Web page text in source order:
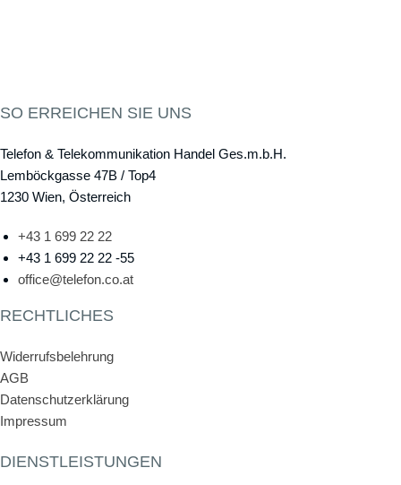
SO ERREICHEN SIE UNS
Telefon & Telekommunikation Handel Ges.m.b.H.
Lemböckgasse 47B / Top4
1230 Wien, Österreich
+43 1 699 22 22
+43 1 699 22 22 -55
office@telefon.co.at
RECHTLICHES
Widerrufsbelehrung
AGB
Datenschutzerklärung
Impressum
DIENSTLEISTUNGEN